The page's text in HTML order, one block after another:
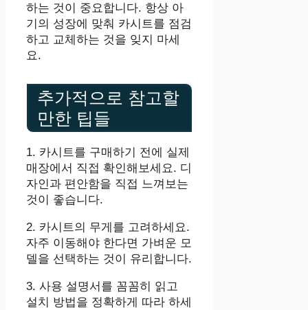
하는 것이 중요합니다. 항상 아
기의 성장에 맞춰 카시트를 점검
하고 교체하는 것을 잊지 마세
요.
추가적으로 참고할
만한 팁들
1. 카시트를 구매하기 전에 실제
매장에서 직접 확인해보세요. 디
자인과 편안함을 직접 느껴보는
것이 좋습니다.
2. 카시트의 무게를 고려하세요.
자주 이동해야 한다면 가벼운 모
델을 선택하는 것이 유리합니다.
3. 사용 설명서를 꼼꼼히 읽고
설치 방법을 정확하게 따라 하세